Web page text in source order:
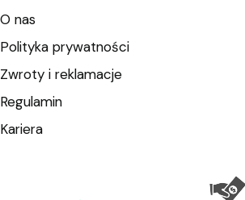
O nas
Polityka prywatności
Zwroty i reklamacje
Regulamin
Kariera